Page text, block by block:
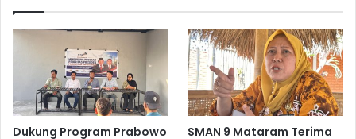
Dukung Program Prabowo
SMAN 9 Mataram Terima